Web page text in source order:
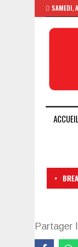
SAMEDI,
Partager